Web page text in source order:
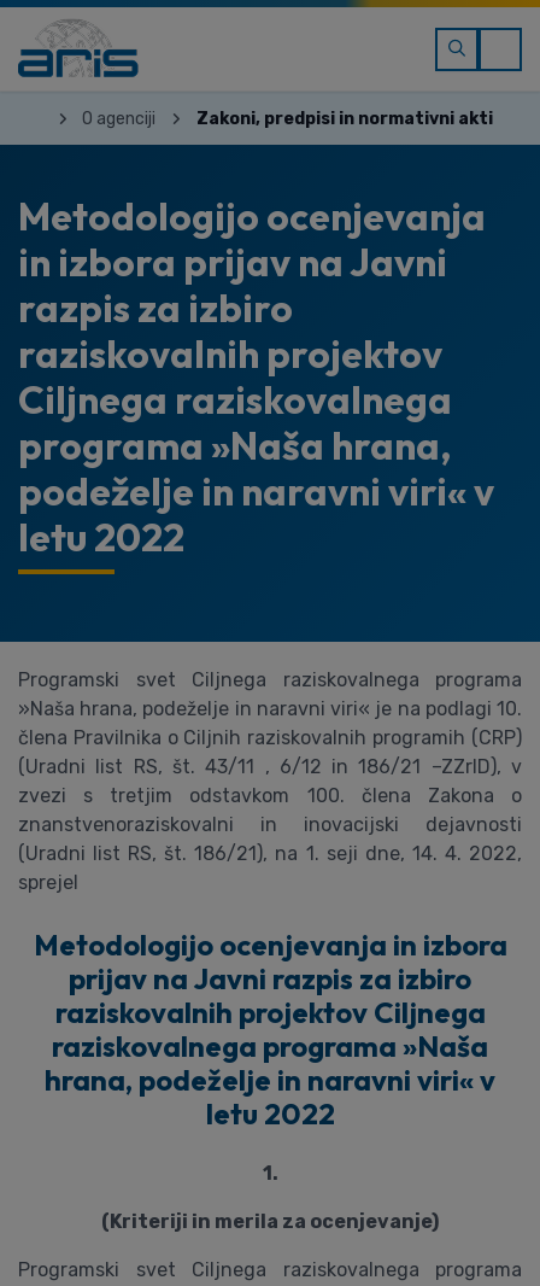
O agenciji Zakoni, predpisi in normativni akti
Metodologijo ocenjevanja
in izbora prijav na Javni
razpis za izbiro
raziskovalnih projektov
Ciljnega raziskovalnega
programa »Naša hrana,
podeželje in naravni viri« v
letu 2022
Programski svet Ciljnega raziskovalnega programa
»Naša hrana, podeželje in naravni viri« je na podlagi 10.
člena Pravilnika o Ciljnih raziskovalnih programih (CRP)
(Uradni list RS, št. 43/11 , 6/12 in 186/21 –ZZrID), v
zvezi s tretjim odstavkom 100. člena Zakona o
znanstvenoraziskovalni in inovacijski dejavnosti
(Uradni list RS, št. 186/21), na 1. seji dne, 14. 4. 2022,
sprejel
Metodologijo ocenjevanja in izbora
prijav na Javni razpis za izbiro
raziskovalnih projektov Ciljnega
raziskovalnega programa »Naša
hrana, podeželje in naravni viri« v
letu 2022
1.
(Kriteriji in merila za ocenjevanje)
Programski svet Ciljnega raziskovalnega programa